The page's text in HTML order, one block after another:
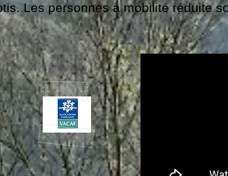
Les personnes à mobilité réduite